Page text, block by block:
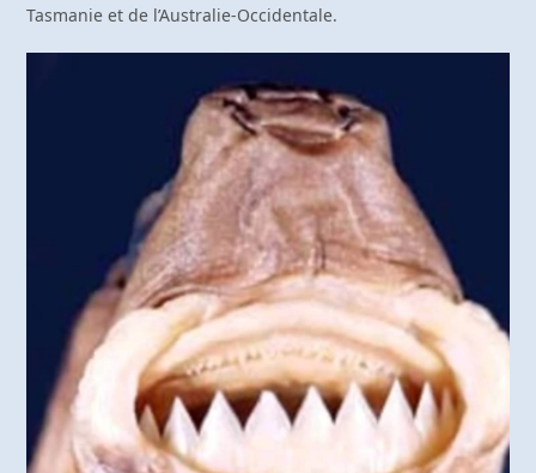
Tasmanie et de l’Australie-Occidentale.